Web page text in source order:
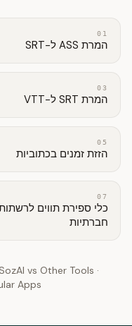
01
המרת ASS ל-SRT
03
המרת SRT ל-VTT
05
הזזת זמנים בכתוביות
07
כלי ספירת תווים
חברתיות
SozAI vs Other Tools ·
Apps